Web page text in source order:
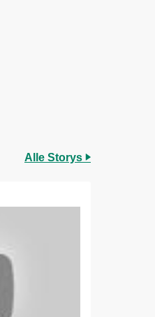
Alle Storys